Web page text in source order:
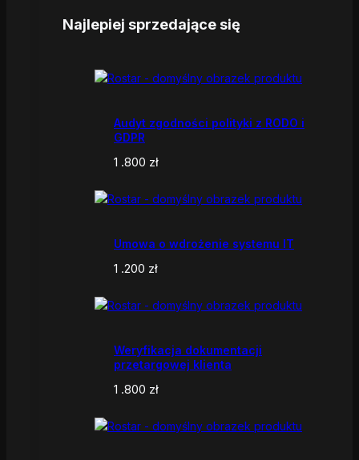
Najlepiej sprzedające się
Audyt zgodności polityki z RODO i
GDPR
1 .800 zł
Umowa o wdrożenie systemu IT
1 .200 zł
Weryfikacja dokumentacji
przetargowej klienta
1 .800 zł